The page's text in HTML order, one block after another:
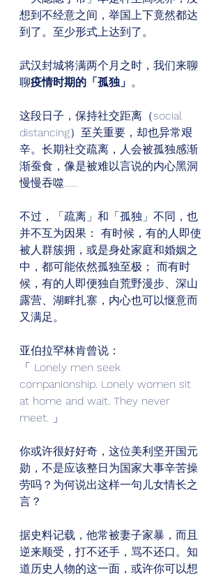
想到不经意之间，举国上下竟然都达
到了。至少形式上达到了。
武汉封城将满两个月之时，我们来聊
聊疫情时期的「孤独」 。
这段日子，保持社交距离（social
distancing）至关重要，却也异常艰
辛。长期社交疏离，人会被孤独感渐
渐蚕食，像是被难以言说的内心黑洞
慢慢吞噬……
不过，「疏离」和「孤独」不同，也
并不互为因果： 有时候，有的人即使
被人群簇拥，或是身处家庭和婚姻之
中，都可能依然孤独至极； 而有时
候，有的人即便独自荒野漫步、深山
露营、湖畔扎寨，内心也可以惬意而
又满足。
亚伯拉罕林肯曾说：
「 Lonely men seek
companionship. Lonely women sit
at home and wait. They never
meet. 」
你或许很好好奇，这位美利坚开国元
勋，不是应该整日为国家大事辛苦操
劳吗？为何说出这样一句儿女情长之
言？
据史料记载，他常被妻子家暴，而且
逆来顺受，打不还手，骂不还口。知
道历史人物的这一面，或许你可以想